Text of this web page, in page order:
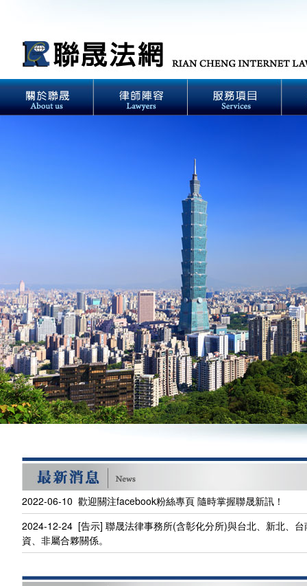
2022-06-10 歡迎關注facebook粉絲專頁 隨時掌握聯晟新訊！
2024-12-24 [告示] 聯晟法律事務所(含彰化分所)與台北、新北、
資、非屬合夥關係。